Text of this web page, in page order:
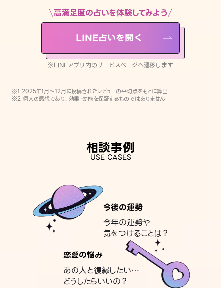
※LINEアプリ内のサービスページへ遷移します
高満足度の占いを体験してみよう
LINE占いを開く
※LINEアプリ内のサービスページへ遷移します
※1 2025年1月〜12月に投稿されたレビューの平均点をもとに算出
※2 個人の感想であり、効果・効能を保証するものではありません
相談事例
USE CASES
今後の運勢
今年の運勢や
気をつけることは？
恋愛の悩み
あの人と復縁したい…
どうしたらいいの？